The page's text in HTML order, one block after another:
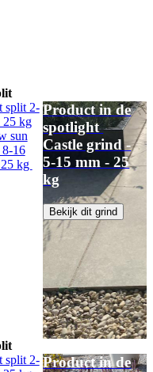
split 2-
25 kg
sun
16
kg
Product in de
spotlight
Castle grind -
5-15 mm - 25
kg
Bekijk dit grind
split 2- Product in de